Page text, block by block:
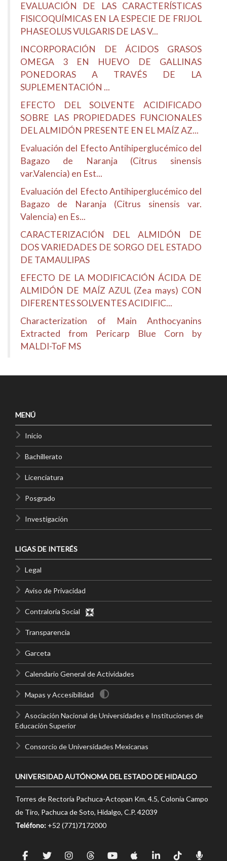
EVALUACIÓN DE LAS CARACTERÍSTICAS
FISICOQUÍMICAS EN LA ESPECIE DE FRIJOL
PHASEOLUS VULGARIS DE LAS V...
INCORPORACIÓN DE ÁCIDOS GRASOS
OMEGA 3 EN HUEVO DE GALLINAS
PONEDORAS A TRAVÉS DE LA
SUPLEMENTACIÓN ...
EFECTO DEL SOLVENTE ACIDIFICADO
SOBRE LAS PROPIEDADES FUNCIONALES
DEL ALMIDÓN PRESENTE EN EL MAÍZ AZ...
Evaluación del Efecto Antihiperglucémico del
Bagazo de Naranja (Citrus sinensis
var.Valencia) en Est...
Evaluación del Efecto Antihiperglucémico del
Bagazo de Naranja (Citrus sinensis var.
Valencia) en Es...
CARACTERIZACIÓN DEL ALMIDÓN DE
DOS VARIEDADES DE SORGO DEL ESTADO
DE TAMAULIPAS
EFECTO DE LA MODIFICACIÓN ÁCIDA DE
ALMIDÓN DE MAÍZ AZUL (Zea mays) CON
DIFERENTES SOLVENTES ACIDIFIC...
Characterization of Main Anthocyanins
Extracted from Pericarp Blue Corn by
MALDI-ToF MS
MENÚ
Inicio
Bachillerato
Licenciatura
Posgrado
Investigación
LIGAS DE INTERÉS
Legal
Aviso de Privacidad
Contraloría Social
Transparencia
Garceta
Calendario General de Actividades
Mapas y Accesibilidad
Asociación Nacional de Universidades e Instituciones de
Educación Superior
Consorcio de Universidades Mexicanas
UNIVERSIDAD AUTÓNOMA DEL ESTADO DE HIDALGO
Torres de Rectoría Pachuca-Actopan Km. 4.5, Colonia Campo
de Tiro, Pachuca de Soto, Hidalgo, C.P. 42039
Teléfono: +52 (771)7172000